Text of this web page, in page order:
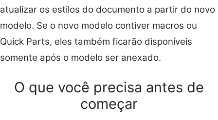
atualizar os estilos do documento a partir do novo
modelo. Se o novo modelo contiver macros ou
Quick Parts, eles também ficarão disponíveis
somente após o modelo ser anexado.
O que você precisa antes de
começar